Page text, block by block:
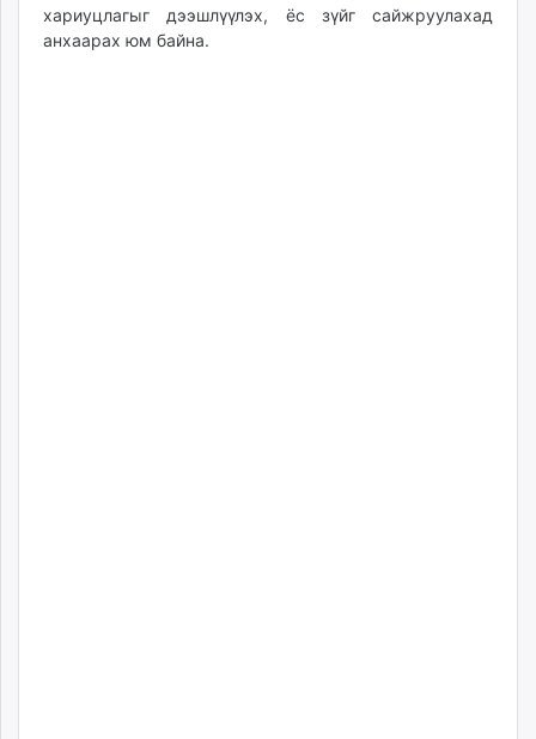
хариуцлагыг дээшлүүлэх, ёс зүйг сайжруулахад
анхаарах юм байна.